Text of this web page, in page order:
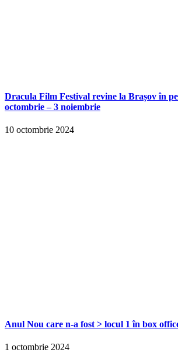
Dracula Film Festival revine la Brașov în
octombrie – 3 noiembrie
10 octombrie 2024
Anul Nou care n-a fost > locul 1 în box
1 octombrie 2024